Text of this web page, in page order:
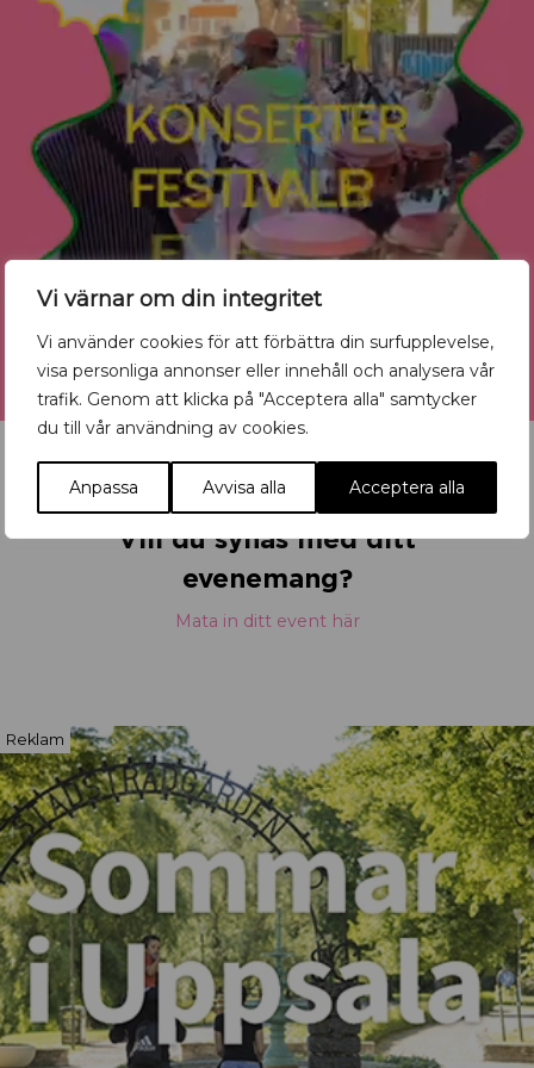
Vi värnar om din integritet
Vi använder cookies för att förbättra din surfupplevelse,
visa personliga annonser eller innehåll och analysera vår
trafik. Genom att klicka på "Acceptera alla" samtycker
du till vår användning av cookies.
Anpassa Avvisa alla Acceptera alla
Vill du synas med ditt
evenemang?
Mata in ditt event här
Reklam